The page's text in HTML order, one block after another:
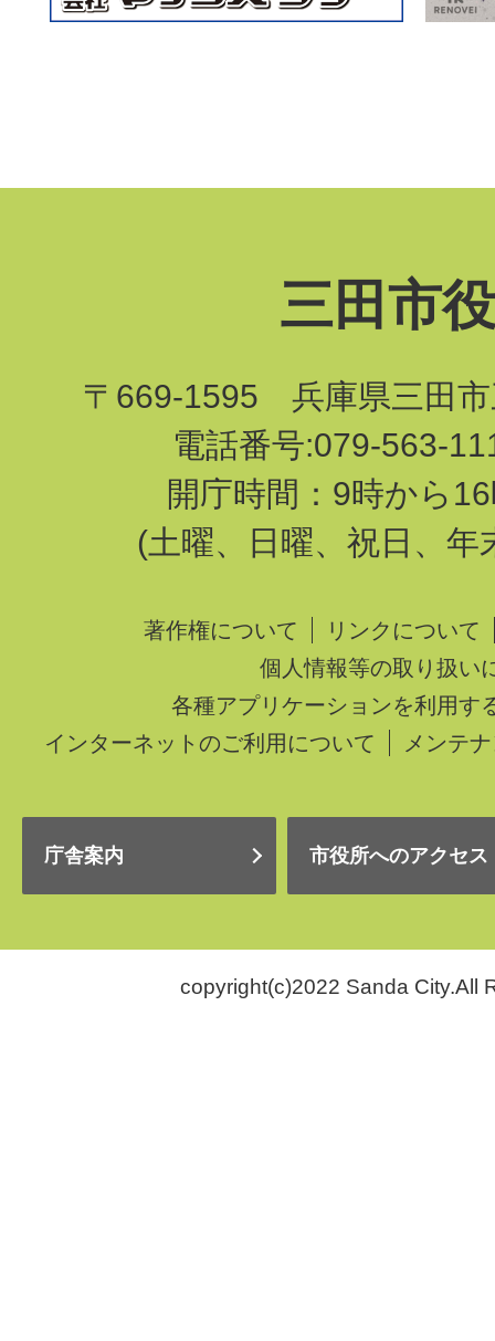
三田市
〒669-1595 兵庫県三田市
電話番号:079-563-
開庁時間：9時から
(土曜、日曜、祝日、年
著作権について
リンクについて
個人情報等の取り扱い
各種アプリケーションを利用す
インターネットのご利用について
メンテ
庁舎案内 市役所へのアクセス
copyright(c)2022 Sanda City.All